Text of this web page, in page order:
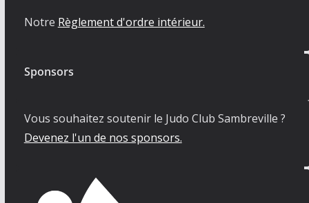
Notre Règlement d'ordre intérieur.
Sponsors
Vous souhaitez soutenir le Judo Club Sambreville ?
Devenez l'un de nos sponsors.